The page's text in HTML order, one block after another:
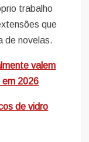
trabalho
que
de novelas.
valem
em 2026
de vidro